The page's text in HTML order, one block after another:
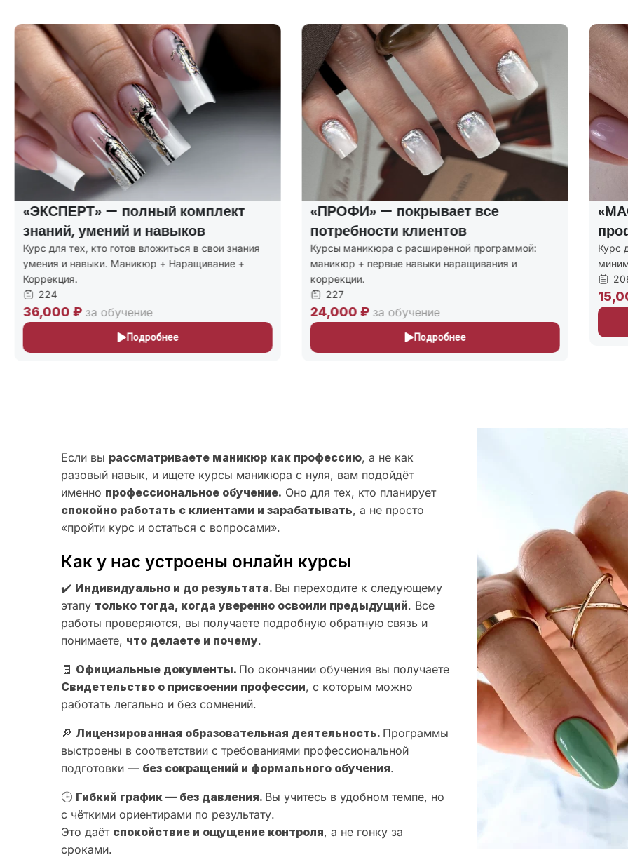
«ЭКСПЕРТ» — полный комплект
знаний, умений и навыков
Курс для тех, кто готов вложиться в свои знания
умения и навыки. Маникюр + Наращивание +
Коррекция.
224
36,000 ₽ за обучение
Подробнее
«ПРОФИ» — покрывает все
потребности клиентов
Курсы маникюра с расширенной программой:
маникюр + первые навыки наращивания и
коррекции.
227
24,000 ₽ за обучение
Подробнее
Курс
208
Если вы рассматриваете маникюр как профессию, а не как
разовый навык, и ищете курсы маникюра с нуля, вам подойдёт
именно профессиональное обучение. Оно для тех, кто планирует
спокойно работать с клиентами и зарабатывать, а не просто
«пройти курс и остаться с вопросами».
Как у нас устроены онлайн курсы
✔️ Индивидуально и до результата. Вы переходите к следующему
этапу только тогда, когда уверенно освоили предыдущий. Все
работы проверяются, вы получаете подробную обратную связь и
понимаете, что делаете и почему.
🧾 Официальные документы. По окончании обучения вы получаете
Свидетельство о присвоении профессии, с которым можно
работать легально и без сомнений.
🔎 Лицензированная образовательная деятельность. Программы
выстроены в соответствии с требованиями профессиональной
подготовки — без сокращений и формального обучения.
🕒 Гибкий график — без давления. Вы учитесь в удобном темпе, но
с чёткими ориентирами по результату.
Это даёт спокойствие и ощущение контроля, а не гонку за
сроками.